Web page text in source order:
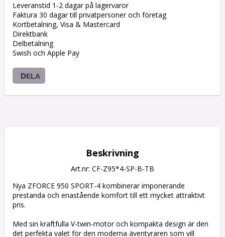
Leveranstid 1-2 dagar på lagervaror
Faktura 30 dagar till privatpersoner och företag
Kortbetalning, Visa & Mastercard
Direktbank
Delbetalning
Swish och Apple Pay
DELA
Beskrivning
Art.nr: CF-Z95*4-SP-B-TB
Nya ZFORCE 950 SPORT-4 kombinerar imponerande
prestanda och enastående komfort till ett mycket attraktivt
pris.
Med sin kraftfulla V-twin-motor och kompakta design är den
det perfekta valet för den moderna äventyraren som vill